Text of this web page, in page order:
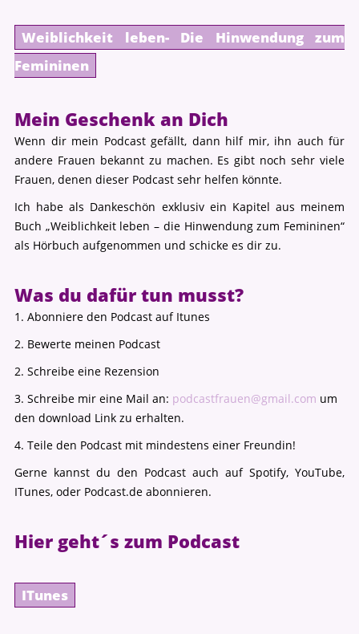
Weiblichkeit leben- Die Hinwendung zum
Femininen
Mein Geschenk an Dich
Wenn dir mein Podcast gefällt, dann hilf mir, ihn auch für
andere Frauen bekannt zu machen. Es gibt noch sehr viele
Frauen, denen dieser Podcast sehr helfen könnte.
Ich habe als Dankeschön exklusiv ein Kapitel aus meinem
Buch „Weiblichkeit leben – die Hinwendung zum Femininen“
als Hörbuch aufgenommen und schicke es dir zu.
Was du dafür tun musst?
1. Abonniere den Podcast auf Itunes
2. Bewerte meinen Podcast
2. Schreibe eine Rezension
3. Schreibe mir eine Mail an: podcastfrauen@gmail.com um
den download Link zu erhalten.
4. Teile den Podcast mit mindestens einer Freundin!
Gerne kannst du den Podcast auch auf Spotify, YouTube,
ITunes, oder Podcast.de abonnieren.
Hier geht´s zum Podcast
ITunes
×
Das 36. Dakini Training: Start 06. - 09.08.2026